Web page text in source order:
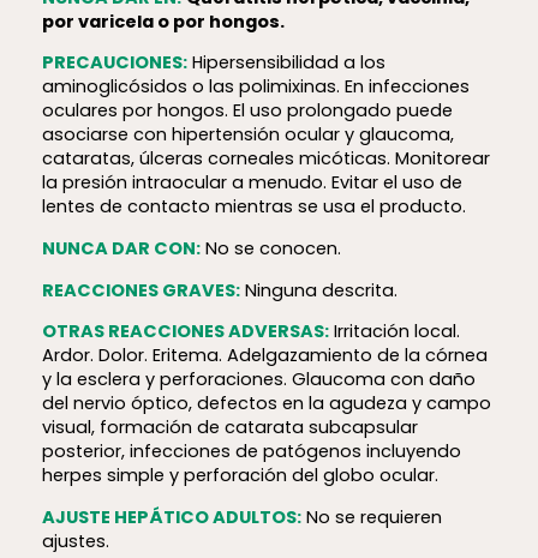
por varicela o por hongos.
PRECAUCIONES:Hiper­sen­si­bi­lidad a los
aminoglicósidos o las polimixinas. En infecciones
oculares por hongos. El uso prolongado puede
asociarse con hipertensión ocular y glaucoma,
cataratas, úlceras corneales micóticas. Monitorear
la presión intraocular a menudo. Evitar el uso de
lentes de contacto mientras se usa el producto.
NUNCA DAR CON:No se conocen.
REACCIONES GRAVES:Ninguna descrita.
OTRAS REACCIONES ADVERSAS:Irritación local.
Ardor. Dolor. Eritema. Adelgazamiento de la córnea
y la esclera y perforaciones. Glaucoma con daño
del nervio óptico, defectos en la agudeza y campo
visual, formación de catarata subcapsular
posterior, infecciones de patógenos incluyendo
herpes simple y perforación del globo ocular.
AJUSTE HEPÁTICO ADULTOS:No se requieren
ajustes.